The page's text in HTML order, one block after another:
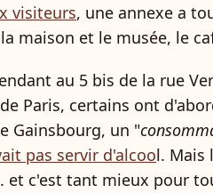
visiteurs, une annexe a
maison et le musée, le
au 5 bis de la rue
Paris, certains ont
Gainsbourg, un "
pas servir d'alcool. Mais
et c'est tant mieux pour